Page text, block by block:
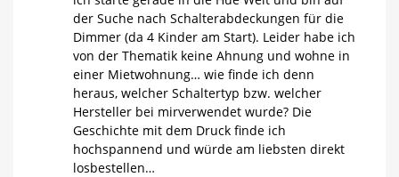
der Suche nach Schalterabdeckungen für die
Dimmer (da 4 Kinder am Start). Leider habe ich
von der Thematik keine Ahnung und wohne in
einer Mietwohnung… wie finde ich denn
heraus, welcher Schaltertyp bzw. welcher
Hersteller bei mirverwendet wurde? Die
Geschichte mit dem Druck finde ich
hochspannend und würde am liebsten direkt
losbestellen…